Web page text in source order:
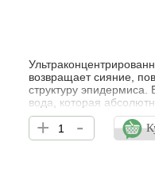
возвращает сияние,
структуру
вода, которая
функции наших клеток.
стимулирует синтез
кислоты препятствует
+ -